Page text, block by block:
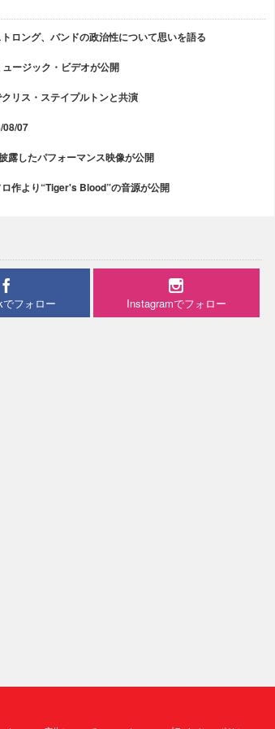
ロング、バンドの政治性について思いを語る
ージック・ビデオが公開
リス・ステイプルトンと共演
08/07
露したパフォーマンス映像が公開
作より“Tiger's Blood”の音源が公開
フォロー Instagramでフォロー